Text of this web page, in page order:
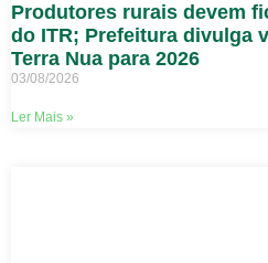
Produtores rurais devem
do ITR; Prefeitura divulga
Terra Nua para 2026
03/08/2026
Ler Mais »